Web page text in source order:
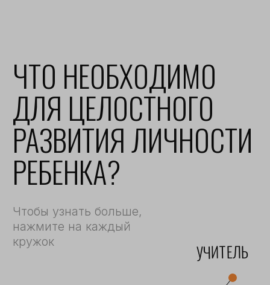
мероприятия
ПРАКТИКУМ
17-21 августа подробнее